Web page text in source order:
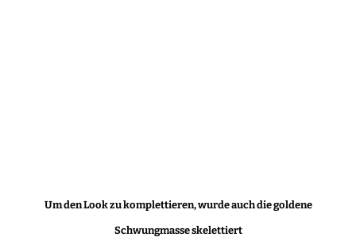
Um den Look zu komplettieren, wurde auch die goldene
Schwungmasse skelettiert